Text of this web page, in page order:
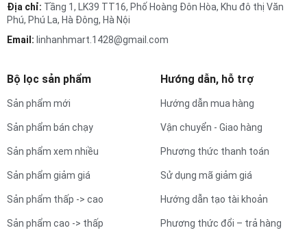
Địa chỉ: Tầng 1, LK39 TT16, Phố Hoàng Đôn Hòa, Khu đô thị Văn
Phú, Phú La, Hà Đông, Hà Nội
Email: linhanhmart.1428@gmail.com
Bộ lọc sản phẩm
Sản phẩm mới
Sản phẩm bán chạy
Sản phẩm xem nhiều
Sản phẩm giảm giá
Sản phẩm thấp -> cao
Sản phẩm cao -> thấp
Hướng dẫn, hỗ trợ
Hướng dẫn mua hàng
Vận chuyển - Giao hàng
Phương thức thanh toán
Sử dụng mã giảm giá
Hướng dẫn tạo tài khoản
Phương thức đổi – trả hàng